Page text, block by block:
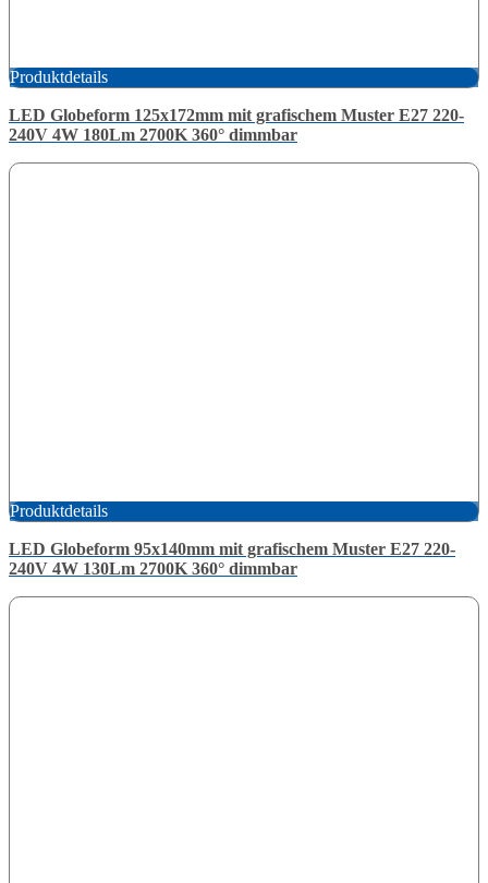
Produktdetails
LED Globeform 125x172mm mit grafischem Muster E27 220-
240V 4W 180Lm 2700K 360° dimmbar
Produktdetails
LED Globeform 95x140mm mit grafischem Muster E27 220-
240V 4W 130Lm 2700K 360° dimmbar